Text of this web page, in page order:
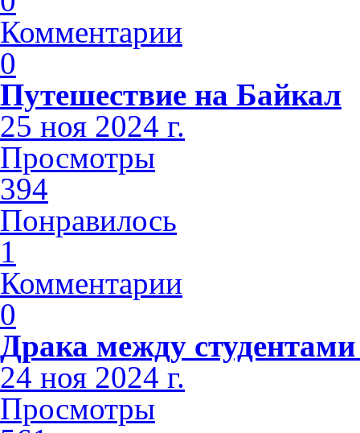
Комментарии
0
Путешествие на Байкал
25 ноя 2024 г.
Просмотры
394
Понравилось
1
Комментарии
0
Драка между
24 ноя 2024 г.
Просмотры